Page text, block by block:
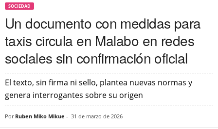
SOCIEDAD
Un documento con medidas para
taxis circula en Malabo en redes
sociales sin confirmación oficial
El texto, sin firma ni sello, plantea nuevas normas y
genera interrogantes sobre su origen
Por Ruben Miko Mikue - 31 de marzo de 2026